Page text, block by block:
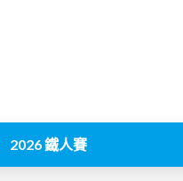
2026 鐵人賽